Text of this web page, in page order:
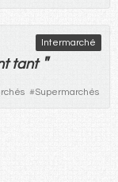
Intermarché
tant "
#Supermarchés